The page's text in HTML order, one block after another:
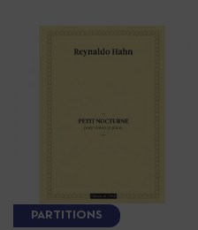
PARTITIONS